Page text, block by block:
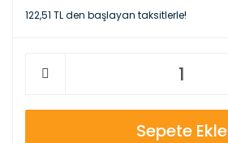
122,51 TL den başlayan taksitlerle!
Sepete Ekle